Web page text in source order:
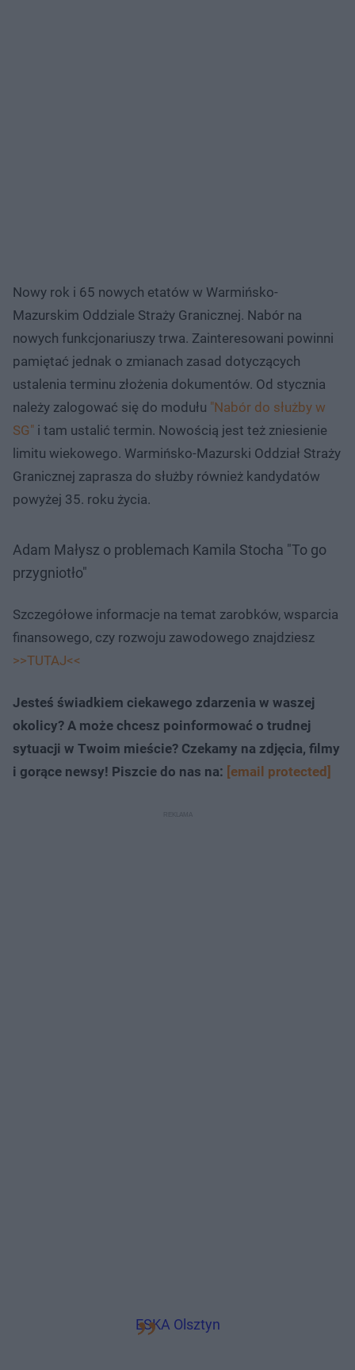
Nowy rok i 65 nowych etatów w Warmińsko-
Mazurskim Oddziale Straży Granicznej. Nabór na
nowych funkcjonariuszy trwa. Zainteresowani powinni
pamiętać jednak o zmianach zasad dotyczących
ustalenia terminu złożenia dokumentów. Od stycznia
należy zalogować się do modułu "Nabór do służby w
SG" i tam ustalić termin. Nowością jest też zniesienie
limitu wiekowego. Warmińsko-Mazurski Oddział Straży
Granicznej zaprasza do służby również kandydatów
powyżej 35. roku życia.
Adam Małysz o problemach Kamila Stocha "To go
przygniotło"
Szczegółowe informacje na temat zarobków, wsparcia
finansowego, czy rozwoju zawodowego znajdziesz
>>TUTAJ<<
Jesteś świadkiem ciekawego zdarzenia w waszej
okolicy? A może chcesz poinformować o trudnej
sytuacji w Twoim mieście? Czekamy na zdjęcia, filmy
i gorące newsy! Piszcie do nas na: [email protected]
ESKA Olsztyn